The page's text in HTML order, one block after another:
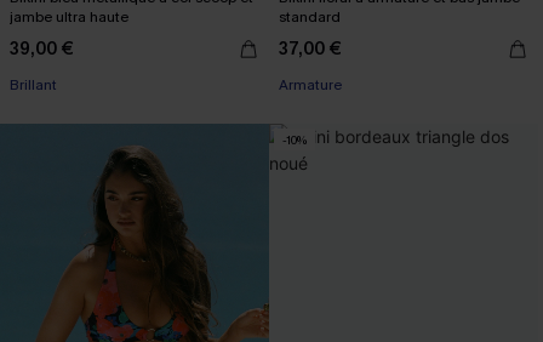
jambe ultra haute
39,00 €
Brillant
standard
37,00 €
Armature
-10%